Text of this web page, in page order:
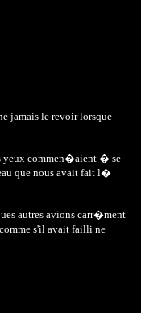
jamais le revoir lorsque
yeux commen�aient � se
que nous avait fait l�
autres avions carr�ment
s'il avait failli ne